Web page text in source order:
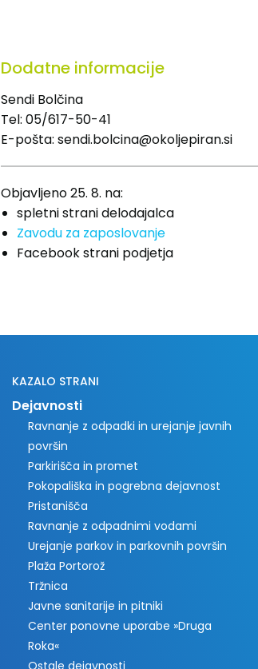
Dodatne informacije
Sendi Bolčina
Tel: 05/617-50-41
E-pošta: sendi.bolcina@okoljepiran.si
Objavljeno 25. 8. na:
spletni strani delodajalca
Zavodu za zaposlovanje
Facebook strani podjetja
KAZALO STRANI
Dejavnosti
Ravnanje z odpadki in urejanje javnih
površin
Parkirišča in promet
Pokopališka in pogrebna dejavnost
Pristanišča
Ravnanje z odpadnimi vodami
Urejanje parkov in parkovnih površin
Plaža Portorož
Tržnica
Javne sanitarije in pitniki
Center ponovne uporabe »Druga
Roka«